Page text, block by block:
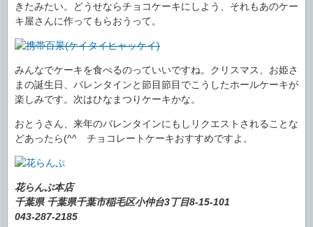
きたみたい。どうせならチョコケーキにしよう、それもあのケー
キ屋さんに作ってもらおうって。
みんなでケーキを食べるのっていいですね。クリスマス、お姫さ
まの誕生日、バレンタインと節目節目でこうしたホールケーキが
楽しみです。次はひなまつりケーキかな。
おとうさん、来年のバレンタインにもしリクエストされることな
どあったら(^^ゞチョコレートケーキおすすめですよ。
花らんぷ本店
千葉県 千葉県千葉市稲毛区小仲台3丁目8-15-101
043-287-2185